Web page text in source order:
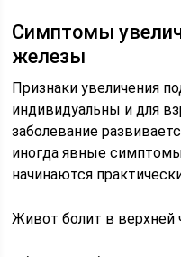
Симптомы
железы
Признаки увеличения
индивидуальны и для
заболевание
иногда явные
начинаются
Живот болит в верхней